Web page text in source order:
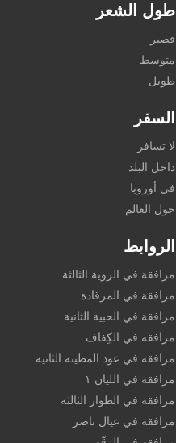
طول الشعر
قصير
متوسط
طويل
السفر
لا تسافر
داخل البلد
في أوروبا
حول العالم
الروابط
مرافقة في الروية الثالثة
مرافقة في المرقادة
مرافقة في الحبية الثانية
مرافقة في الكِفاف
مرافقة في عود المطينة الثانية
مرافقة في الليان ١
مرافقة في الطوار الثالثة
مرافقة في عيال ناصر